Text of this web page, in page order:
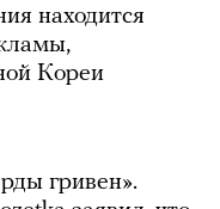
находится
Кореи
гривен».